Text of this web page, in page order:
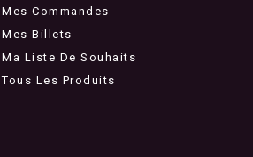
Mes Commandes
Mes Billets
Ma Liste De Souhaits
Tous Les Produits